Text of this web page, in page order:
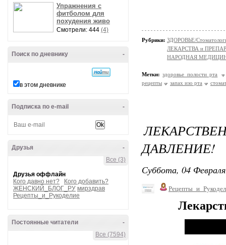
Упражнения с
фитболом для
похудения живо
Смотрели: 444 (4)
-
Поиск по дневнику
в этом дневнике
-
Подписка по e-mail
-
Друзья
Все (3)
Друзья оффлайн
Кого давно нет?
Кого добавить?
ЖЕНСКИЙ_БЛОГ_РУ мирздрав
Рецепты_и_Рукоделие
-
Постоянные читатели
Все (7594)
Рубрики: ЗДОРОВЬЕ/
ЛЕКАРСТВА и
НАРОДНАЯ
Метки: здоровье полости рта
рецепты
запах изо рта
ДАВЛЕНИЕ!
Суббота, 04